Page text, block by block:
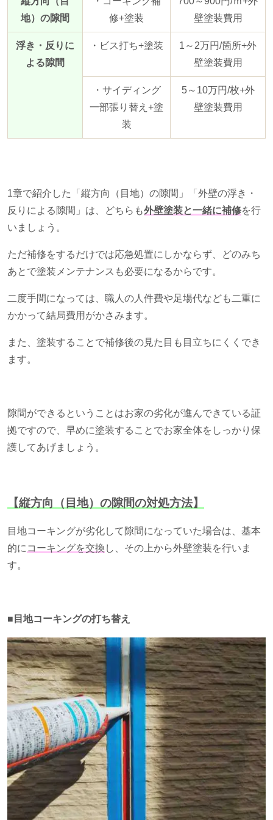
地）の隙間
修+塗装
壁塗装費用
浮き・反りに
よる隙間
・ビス打ち+塗装 1～ 2万円/箇所+外
壁塗装費用
・サイディング
一部張り替え +塗
装
5～ 10万円/枚+外
壁塗装費用
1章で紹介した「縦方向（目地）の隙間」「外壁の浮き・
反りによる隙間」は、どちらも外壁塗装と一緒に補修を行
いましょう。
ただ補修をするだけでは応急処置にしかならず、どのみち
あとで塗装メンテナンスも必要になるからです。
二度手間になっては、職人の人件費や足場代なども二重に
かかって結局費用がかさみます。
また、塗装することで補修後の見た目も目立ちにくくでき
ます。
隙間ができるということはお家の劣化が進んできている証
拠ですので、早めに塗装することでお家全体をしっかり保
護してあげましょう。
【縦方向（目地）の隙間の対処方法】
目地コーキングが劣化して隙間になっていた場合は、基本
的に コーキングを交換 し、その上から外壁塗装を行いま
す。
■目地コーキングの打ち替え